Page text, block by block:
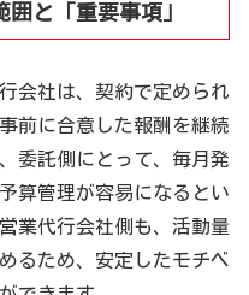
と「重要事項」
会社は、契約で定められ
前に合意した報酬を継続
委託側にとって、毎月発
算管理が容易になるとい
業代行会社側も、活動量
るため、安定したモチベ